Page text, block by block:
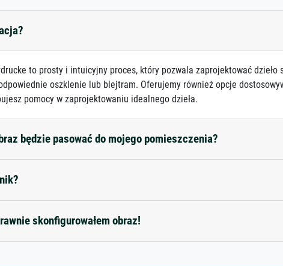
to prosty i intuicyjny proces, który pozwala zaprojektować
oszklenie lub blejtram. Oferujemy również opcje
pomocy w zaprojektowaniu idealnego dzieła.
będzie pasować do mojego pomieszczenia?
skonfigurowałem obraz!